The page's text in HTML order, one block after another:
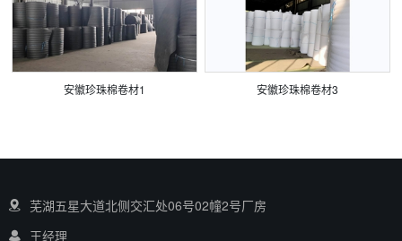
安徽珍珠棉卷材1 安徽珍珠棉卷材3
芜湖五星大道北侧交汇处06号02幢2号厂房
王经理